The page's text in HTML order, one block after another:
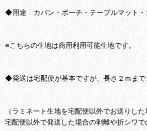
◆用途 カバン・ポーチ・テーブルマット・
※こちらの生地は商用利用可能生地です。
◆発送は宅配便が基本ですが、長さ２ｍまで
（ラミネート生地を宅配便以外でお送りし
宅配便以外で発送した場合の剥離や折シワ